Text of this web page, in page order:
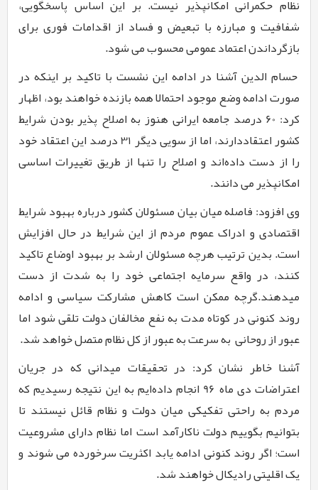
نظام حکمرانی امکان­پذیر نیست. بر این اساس پاسخگویی،
شفافیت و مبارزه با تبعیض و فساد از اقدامات فوری برای
بازگرداندن اعتماد عمومی محسوب می شود.
حسام الدین آشنا در ادامه این نشست با تاکید بر اینکه در
صورت ادامه وضع موجود احتمالا همه بازنده خواهند بود، اظهار
کرد: 60 درصد جامعه ایرانی هنوز به اصلاح پذیر بودن شرایط
کشور اعتقاددارند، اما از سویی دیگر31درصد این اعتقاد خود
را از دست داده‌اند و اصلاح را تنها از طریق تغییرات اساسی
امکانپذیر می دانند.
وی افزود: فاصله میان بیان مسئولان کشور درباره بهبود شرایط
اقتصادی و ادراک عموم مردم از این شرایط در حال افزایش
است. بدین ترتیب هرچه مسئولان ارشد بر بهبود اوضاع تاکید
کنند، در واقع سرمایه اجتماعی خود را به شدت از دست
میدهند.گرچه ممکن است کاهش مشارکت سیاسی و ادامه
روند کنونی در کوتاه مدت به نفع مخالفان دولت تلقی شود اما
عبور از روحانی به سرعت به عبور از کل نظام متصل خواهد شد.
آشنا خاطر نشان کرد: در تحقیقات میدانی که در جریان
اعتراضات دی ماه 96 انجام داده‌ایم به این نتیجه رسیدیم که
مردم به راحتی تفکیکی میان دولت و نظام قائل نیستند تا
بتوانیم بگوییم دولت ناکارآمد است اما نظام دارای مشروعیت
است؛ اگر روند کنونی ادامه یابد اکثریت سرخورده می شوند و
یک اقلیتی رادیکال خواهند شد.